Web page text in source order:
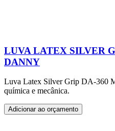
LUVA LATEX SILVER
DANNY
Luva Latex Silver Grip DA-360
química e mecânica.
Adicionar ao orçamento